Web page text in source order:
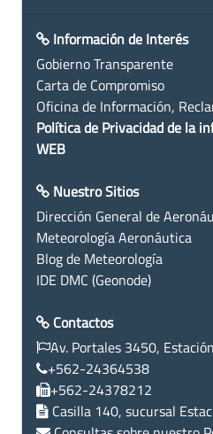
Información de Interés
Gobierno Transparente
Carta de Compromiso
Oficina de Información,
Política de Privacidad de la
WEB
Nuestro Sitios
Dirección General de
Meteorología Aeronáutica
Blog de Meteorología
IDE DMC (Geonode)
Contactos
Av. Portales 3450,
+562-24364538
+562-24378212
Casilla 140, sucursal